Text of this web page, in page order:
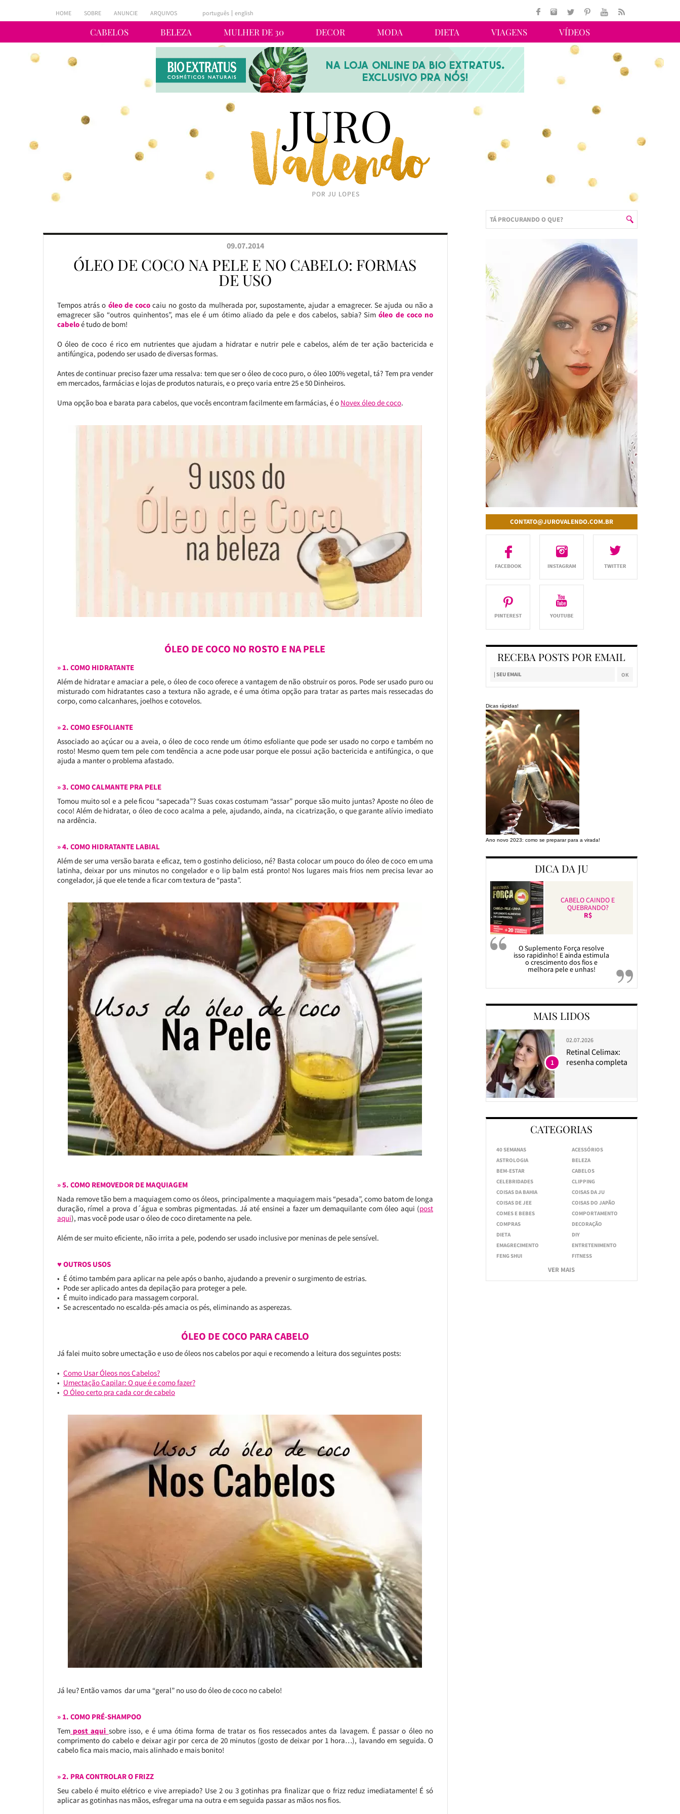
CABELOS BELEZA MULHER DE 30 DECOR MODA DIETA VIAGENS VÍDEOS
HOME SOBRE ANUNCIE ARQUIVOS português english
09.07.2014
ÓLEO DE COCO NA PELE E NO CABELO: FORMAS
DE USO
Tempos atrás o óleo de coco caiu no gosto da mulherada por, supostamente, ajudar a emagrecer. Se ajuda ou não a
emagrecer são “outros quinhentos”, mas ele é um ótimo aliado da pele e dos cabelos, sabia? Simóleo de coco no
cabeloé tudo de bom!
O óleo de coco é rico em nutrientes que ajudam a hidratar e nutrir pele e cabelos, além de ter ação bactericida e
antifúngica, podendo ser usado de diversas formas.
Antes de continuar preciso fazer uma ressalva: tem que ser o óleo de coco puro, o óleo 100% vegetal, tá? Tem pra vender
em mercados, farmácias e lojas de produtos naturais, e o preço varia entre 25 e 50 Dinheiros.
Uma opção boa e barata para cabelos, que vocês encontram facilmente em farmácias, é o Novex óleo de coco.
ÓLEO DE COCO NO ROSTO E NA PELE
» 1. COMO HIDRATANTE
Além de hidratar e amaciar a pele, o óleo de coco oferece a vantagem de não obstruir os poros. Pode ser usado puro ou
misturado com hidratantes caso a textura não agrade, e é uma ótima opção para tratar as partes mais ressecadas do
corpo, como calcanhares, joelhos e cotovelos.
» 2. COMO ESFOLIANTE
Associado ao açúcar ou a aveia, o óleo de coco rende um ótimo esfoliante que pode ser usado no corpo e também no
rosto! Mesmo quem tem pele com tendência a acne pode usar porque ele possui ação bactericida e antifúngica, o que
ajuda a manter o problema afastado.
» 3. COMO CALMANTE PRA PELE
Tomou muito sol e a pele ficou “sapecada”? Suas coxas costumam “assar” porque são muito juntas? Aposte no óleo de
coco! Além de hidratar, o óleo de coco acalma a pele, ajudando, ainda, na cicatrização, o que garante alívio imediato
na ardência.
» 4. COMO HIDRATANTE LABIAL
Além de ser uma versão barata e eficaz, tem o gostinho delicioso, né? Basta colocar um pouco do óleo de coco em uma
latinha, deixar por uns minutos no congelador e o lip balm está pronto! Nos lugares mais frios nem precisa levar ao
congelador, já que ele tende a ficar com textura de “pasta”.
» 5. COMO REMOVEDOR DE MAQUIAGEM
Nada remove tão bem a maquiagem como os óleos, principalmente a maquiagem mais “pesada”, como batom de longa
duração, rímel a prova d´água e sombras pigmentadas. Já até ensinei a fazer um demaquilante com óleo aqui (post
aqui), mas você pode usar o óleo de coco diretamente na pele.
Além de ser muito eficiente, não irrita a pele, podendo ser usado inclusive por meninas de pele sensível.
♥ OUTROS USOS
É ótimo também para aplicar na pele após o banho, ajudando a prevenir o surgimento de estrias.
Pode ser aplicado antes da depilação para proteger a pele.
É muito indicado para massagem corporal.
Se acrescentado no escalda-pés amacia os pés, eliminando as asperezas.
ÓLEO DE COCO PARA CABELO
Já falei muito sobre umectação e uso de óleos nos cabelos por aqui e recomendo a leitura dos seguintes posts:
Como Usar Óleos nos Cabelos?
Umectação Capilar: O que é e como fazer?
O Óleo certo pra cada cor de cabelo
Já leu? Então vamos dar uma “geral” no uso do óleo de coco no cabelo!
» 1. COMO PRÉ-SHAMPOO
Tem post aqui sobre isso, e é uma ótima forma de tratar os fios ressecados antes da lavagem. É passar o óleo no
comprimento do cabelo e deixar agir por cerca de 20 minutos (gosto de deixar por 1 hora…), lavando em seguida. O
cabelo fica mais macio, mais alinhado e mais bonito!
» 2. PRA CONTROLAR O FRIZZ
Seu cabelo é muito elétrico e vive arrepiado? Use 2 ou 3 gotinhas pra finalizar que o frizz reduz imediatamente! É só
aplicar as gotinhas nas mãos, esfregar uma na outra e em seguida passar as mãos nos fios.
CONTATO@JUROVALENDO.COM.BR
RECEBA POSTS POR EMAIL
Dicas rápidas!
Ano novo 2023: como se preparar para a virada!
DICA DA JU
CABELO CAINDO E
QUEBRANDO?
R$
O Suplemento Força resolve
isso rapidinho! E ainda estimula
o crescimento dos fios e
melhora pele e unhas!
MAIS LIDOS
02.07.2026
Retinal Celimax:
resenha completa
1
CATEGORIAS
40 SEMANAS
ACESSÓRIOS
ASTROLOGIA
BELEZA
BEM-ESTAR
CABELOS
CELEBRIDADES
CLIPPING
COISAS DA BAHIA
COISAS DA JU
COISAS DE JEE
COISAS DO JAPÃO
COMES E BEBES
COMPORTAMENTO
COMPRAS
DECORAÇÃO
DIETA
DIY
EMAGRECIMENTO
ENTRETENIMENTO
FENG SHUI
FITNESS
VER MAIS